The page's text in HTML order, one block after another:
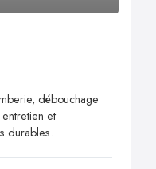
débouchage
et
durables.